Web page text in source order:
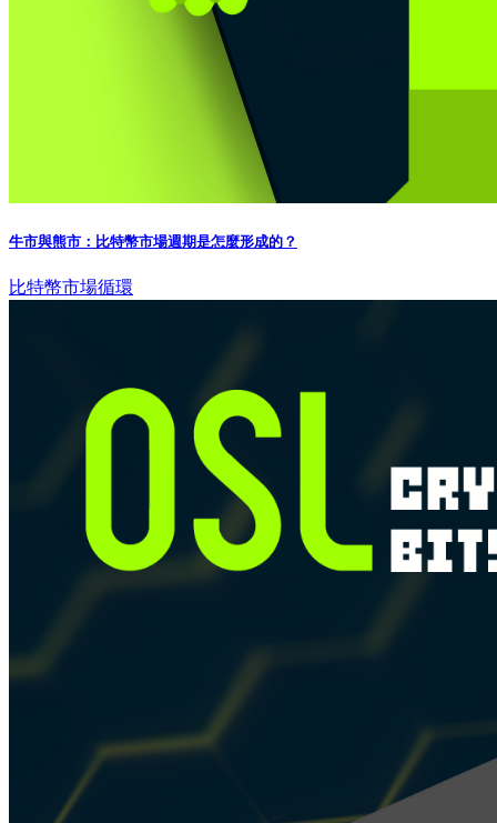
牛市與熊市：比特幣市場週期是怎麼形成的？
比特幣市場循環